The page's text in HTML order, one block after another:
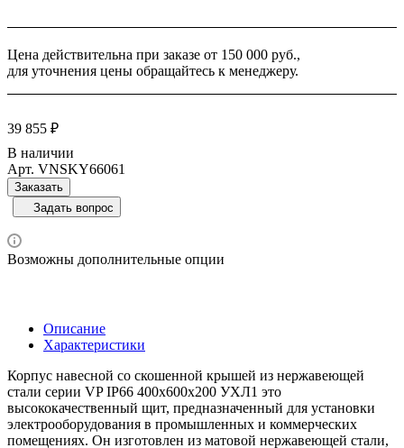
Цена действительна при заказе от 150 000 руб.,
для уточнения цены обращайтесь к менеджеру.
39 855 ₽
В наличии
Арт. VNSKY66061
Заказать
Задать вопрос
Возможны дополнительные опции
Описание
Характеристики
Корпус навесной со скошенной крышей из нержавеющей
стали серии VP IP66 400х600х200 УХЛ1 это
высококачественный щит, предназначенный для установки
электрооборудования в промышленных и коммерческих
помещениях. Он изготовлен из матовой нержавеющей стали,